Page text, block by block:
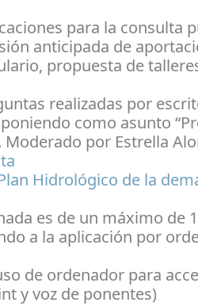
para la consulta
anticipada de
propuesta de
realizadas por
como asunto
Moderado por Estrella
Hidrológico de la
es de un máximo de
a la aplicación por
de ordenador para
y voz de ponentes)